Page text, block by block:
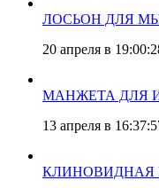
ЛОСЬОН ДЛЯ
20 апреля в
МАНЖЕТА ДЛЯ
13 апреля в
КЛИНОВИДНАЯ